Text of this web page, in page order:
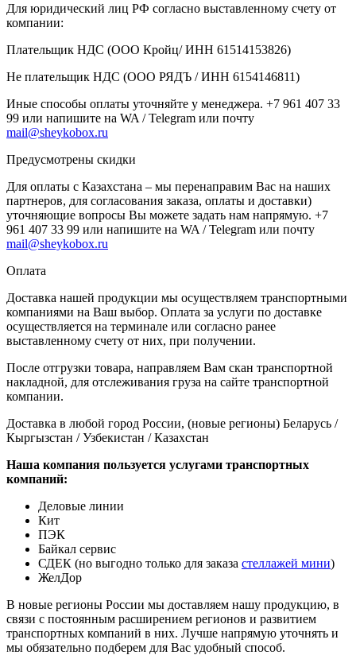
Для юридический лиц РФ согласно выставленному счету от
компании:
Плательщик НДС (ООО Кройц/ ИНН 61514153826)
Не плательщик НДС (ООО РЯДЪ / ИНН 6154146811)
Иные способы оплаты уточняйте у менеджера. +7 961 407 33
99 или напишите на WA / Telegram или почту
mail@sheykobox.ru
Предусмотрены скидки
Для оплаты с Казахстана – мы перенаправим Вас на наших
партнеров, для согласования заказа, оплаты и доставки)
уточняющие вопросы Вы можете задать нам напрямую. +7
961 407 33 99 или напишите на WA / Telegram или почту
mail@sheykobox.ru
Оплата
Доставка нашей продукции мы осуществляем транспортными
компаниями на Ваш выбор. Оплата за услуги по доставке
осуществляется на терминале или согласно ранее
выставленному счету от них, при получении.
После отгрузки товара, направляем Вам скан транспортной
накладной, для отслеживания груза на сайте транспортной
компании.
Доставка в любой город России, (новые регионы) Беларусь /
Кыргызстан / Узбекистан / Казахстан
Наша компания пользуется услугами транспортных
компаний:
Деловые линии
Кит
ПЭК
Байкал сервис
СДЕК (но выгодно только для заказа стеллажей мини)
ЖелДор
В новые регионы России мы доставляем нашу продукцию, в
связи с постоянным расширением регионов и развитием
транспортных компаний в них. Лучше напрямую уточнять и
мы обязательно подберем для Вас удобный способ.